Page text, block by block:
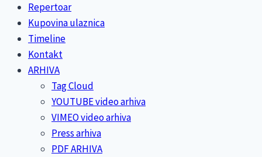
Repertoar
Kupovina ulaznica
Timeline
Kontakt
ARHIVA
Tag Cloud
YOUTUBE video arhiva
VIMEO video arhiva
Press arhiva
PDF ARHIVA